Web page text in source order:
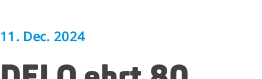
11. Dec. 2024